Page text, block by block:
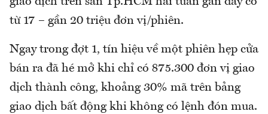
từ 17 – gần 20 triệu đơn vị/phiên.
Ngay trong đợt 1, tín hiệu về một phiên hẹp cửa
bán ra đã hé mở khi chỉ có 875.300 đơn vị giao
dịch thành công, khoảng 30% mã trên bảng
giao dịch bất động khi không có lệnh đón mua.